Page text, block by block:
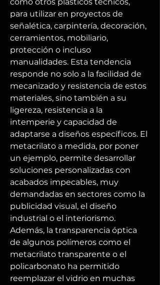
para utilizar en proyectos de
señalética, carpintería, decoración,
cerramientos, mobiliario,
protección o incluso
manualidades. Esta tendencia
responde no solo a la facilidad de
mecanizado y resistencia de estos
materiales, sino también a su
ligereza, resistencia a la
intemperie y capacidad de
adaptarse a diseños específicos. El
metacrilato a medida, por poner
un ejemplo, permite desarrollar
soluciones personalizadas con
acabados impecables, muy
demandadas en sectores como la
publicidad visual, el diseño
industrial o el interiorismo.
Además, la transparencia óptica
de algunos polímeros como el
metacrilato transparente o el
policarbonato ha permitido
reemplazar el vidrio en muchas